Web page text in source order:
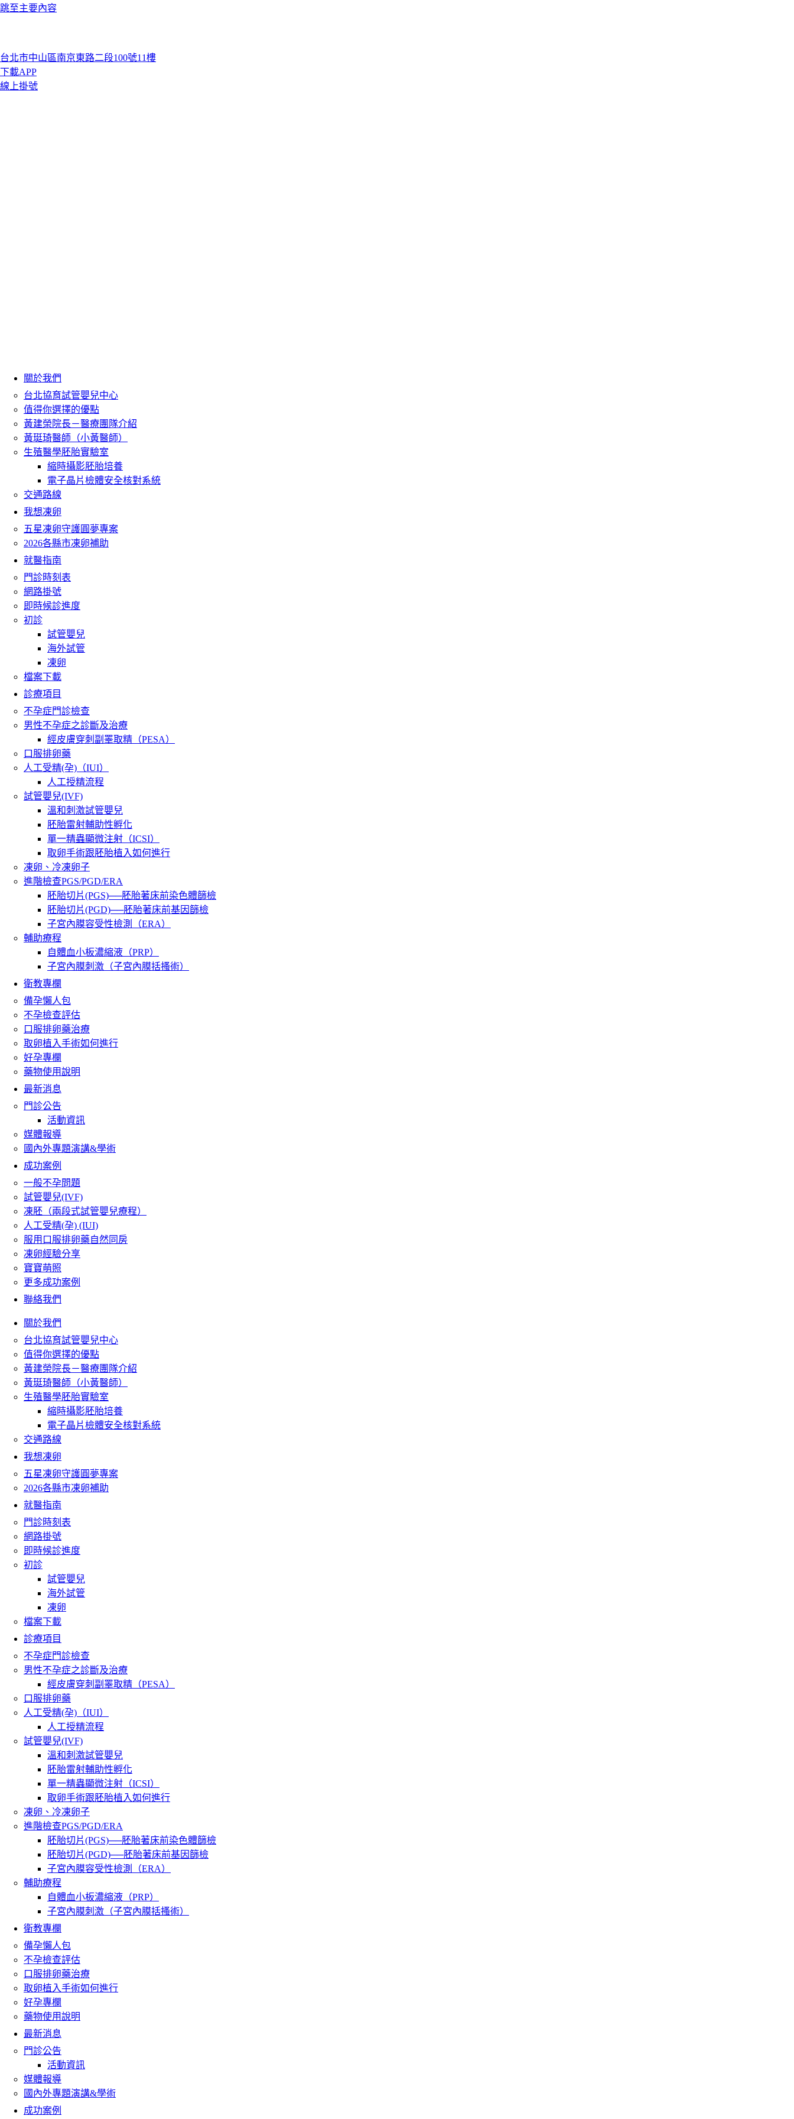
跳至主要內容
台北市中山區南京東路二段100號11樓
下載APP
線上掛號
關於我們
台北協育試管嬰兒中心
值得你選擇的優點
黃建榮院長－醫療團隊介紹
黃珽琦醫師（小黃醫師）
生殖醫學胚胎實驗室
縮時攝影胚胎培養
電子晶片檢體安全核對系統
交通路線
我想凍卵
五星凍卵守護圓夢專案
2026各縣市凍卵補助
就醫指南
門診時刻表
網路掛號
即時候診進度
初診
試管嬰兒
海外試管
凍卵
檔案下載
診療項目
不孕症門診檢查
男性不孕症之診斷及治療
經皮膚穿刺副睪取精（PESA）
口服排卵藥
人工受精(孕)（IUI）
人工授精流程
試管嬰兒(IVF)
溫和刺激試管嬰兒
胚胎雷射輔助性孵化
單一精蟲顯微注射（ICSI）
取卵手術跟胚胎植入如何進行
凍卵、冷凍卵子
進階檢查PGS/PGD/ERA
胚胎切片(PGS)──胚胎著床前染色體篩檢
胚胎切片(PGD)──胚胎著床前基因篩檢
子宮內膜容受性檢測（ERA）
輔助療程
自體血小板濃縮液（PRP）
子宮內膜刺激（子宮內膜括搔術）
衛教專欄
備孕懶人包
不孕檢查評估
口服排卵藥治療
取卵植入手術如何進行
好孕專欄
藥物使用說明
最新消息
門診公告
活動資訊
媒體報導
國內外專題演講&學術
成功案例
一般不孕問題
試管嬰兒(IVF)
凍胚（兩段式試管嬰兒療程）
人工受精(孕) (IUI)
服用口服排卵藥自然同房
凍卵經驗分享
寶寶萌照
更多成功案例
聯絡我們
關於我們
台北協育試管嬰兒中心
值得你選擇的優點
黃建榮院長－醫療團隊介紹
黃珽琦醫師（小黃醫師）
生殖醫學胚胎實驗室
縮時攝影胚胎培養
電子晶片檢體安全核對系統
交通路線
我想凍卵
五星凍卵守護圓夢專案
2026各縣市凍卵補助
就醫指南
門診時刻表
網路掛號
即時候診進度
初診
試管嬰兒
海外試管
凍卵
檔案下載
診療項目
不孕症門診檢查
男性不孕症之診斷及治療
經皮膚穿刺副睪取精（PESA）
口服排卵藥
人工受精(孕)（IUI）
人工授精流程
試管嬰兒(IVF)
溫和刺激試管嬰兒
胚胎雷射輔助性孵化
單一精蟲顯微注射（ICSI）
取卵手術跟胚胎植入如何進行
凍卵、冷凍卵子
進階檢查PGS/PGD/ERA
胚胎切片(PGS)──胚胎著床前染色體篩檢
胚胎切片(PGD)──胚胎著床前基因篩檢
子宮內膜容受性檢測（ERA）
輔助療程
自體血小板濃縮液（PRP）
子宮內膜刺激（子宮內膜括搔術）
衛教專欄
備孕懶人包
不孕檢查評估
口服排卵藥治療
取卵植入手術如何進行
好孕專欄
藥物使用說明
最新消息
門診公告
活動資訊
媒體報導
國內外專題演講&學術
成功案例